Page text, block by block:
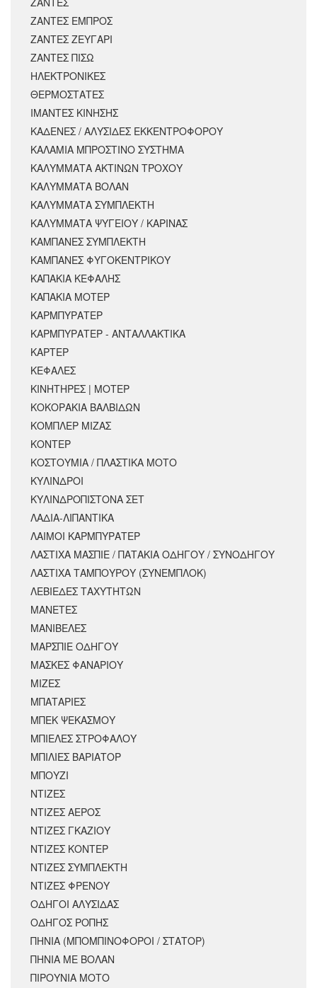
ΖΑΝΤΕΣ ΕΜΠΡΟΣ
ΖΑΝΤΕΣ ΖΕΥΓΑΡΙ
ΖΑΝΤΕΣ ΠΙΣΩ
ΗΛΕΚΤΡΟΝΙΚΕΣ
ΘΕΡΜΟΣΤΑΤΕΣ
ΙΜΑΝΤΕΣ ΚΙΝΗΣΗΣ
ΚΑΔΕΝΕΣ / ΑΛΥΣΙΔΕΣ ΕΚΚΕΝΤΡΟΦΟΡΟΥ
ΚΑΛΑΜΙΑ ΜΠΡΟΣΤΙΝΟ ΣΥΣΤΗΜΑ
ΚΑΛΥΜΜΑΤΑ ΑΚΤΙΝΩΝ ΤΡΟΧΟΥ
ΚΑΛΥΜΜΑΤΑ ΒΟΛΑΝ
ΚΑΛΥΜΜΑΤΑ ΣΥΜΠΛΕΚΤΗ
ΚΑΛΥΜΜΑΤΑ ΨΥΓΕΙΟΥ / ΚΑΡΙΝΑΣ
ΚΑΜΠΑΝΕΣ ΣΥΜΠΛΕΚΤΗ
ΚΑΜΠΑΝΕΣ ΦΥΓΟΚΕΝΤΡΙΚΟΥ
ΚΑΠΑΚΙΑ ΚΕΦΑΛΗΣ
ΚΑΠΑΚΙΑ ΜΟΤΕΡ
ΚΑΡΜΠΥΡΑΤΕΡ
ΚΑΡΜΠΥΡΑΤΕΡ - ΑΝΤΑΛΛΑΚΤΙΚΑ
ΚΑΡΤΕΡ
ΚΕΦΑΛΕΣ
ΚΙΝΗΤΗΡΕΣ | ΜΟΤΕΡ
ΚΟΚΟΡΑΚΙΑ ΒΑΛΒΙΔΩΝ
ΚΟΜΠΛΕΡ ΜΙΖΑΣ
ΚΟΝΤΕΡ
ΚΟΣΤΟΥΜΙΑ / ΠΛΑΣΤΙΚΑ ΜΟΤΟ
ΚΥΛΙΝΔΡΟΙ
ΚΥΛΙΝΔΡΟΠΙΣΤΟΝΑ ΣΕΤ
ΛΑΔΙΑ-ΛΙΠΑΝΤΙΚΑ
ΛΑΙΜΟΙ ΚΑΡΜΠΥΡΑΤΕΡ
ΛΑΣΤΙΧΑ ΜΑΣΠΙΕ / ΠΑΤΑΚΙΑ ΟΔΗΓΟΥ / ΣΥΝΟΔΗΓΟΥ
ΛΑΣΤΙΧΑ ΤΑΜΠΟΥΡΟΥ (ΣΥΝΕΜΠΛΟΚ)
ΛΕΒΙΕΔΕΣ ΤΑΧΥΤΗΤΩΝ
ΜΑΝΕΤΕΣ
ΜΑΝΙΒΕΛΕΣ
ΜΑΡΣΠΙΕ ΟΔΗΓΟΥ
ΜΑΣΚΕΣ ΦΑΝΑΡΙΟΥ
ΜΙΖΕΣ
ΜΠΑΤΑΡΙΕΣ
ΜΠΕΚ ΨΕΚΑΣΜΟΥ
ΜΠΙΕΛΕΣ ΣΤΡΟΦΑΛΟΥ
ΜΠΙΛΙΕΣ ΒΑΡΙΑΤΟΡ
ΜΠΟΥΖΙ
ΝΤΙΖΕΣ
ΝΤΙΖΕΣ ΑΕΡΟΣ
ΝΤΙΖΕΣ ΓΚΑΖΙΟΥ
ΝΤΙΖΕΣ ΚΟΝΤΕΡ
ΝΤΙΖΕΣ ΣΥΜΠΛΕΚΤΗ
ΝΤΙΖΕΣ ΦΡΕΝΟΥ
ΟΔΗΓΟΙ ΑΛΥΣΙΔΑΣ
ΟΔΗΓΟΣ ΡΟΠΗΣ
ΠΗΝΙΑ (ΜΠΟΜΠΙΝΟΦΟΡΟΙ / ΣΤΑΤΟΡ)
ΠΗΝΙΑ ΜΕ ΒΟΛΑΝ
ΠΙΡΟΥΝΙΑ ΜΟΤΟ